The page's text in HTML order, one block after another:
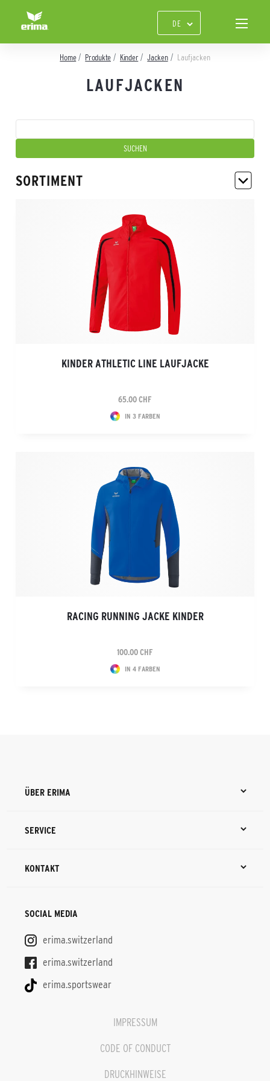
Home Produkte Kinder Jacken Laufjacken
LAUFJACKEN
SORTIMENT
KINDER ATHLETIC LINE LAUFJACKE
65.00 CHF
IN 3 FARBEN
RACING RUNNING JACKE KINDER
100.00 CHF
IN 4 FARBEN
ÜBER ERIMA
SERVICE
KONTAKT
SOCIAL MEDIA
erima.switzerland
erima.switzerland
erima.sportswear
IMPRESSUM
CODE OF CONDUCT
DRUCKHINWEISE